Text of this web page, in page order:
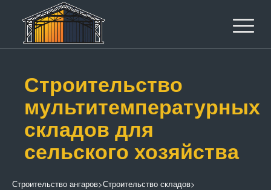
Строительство
мультитемпературных
складов для
сельского хозяйства
Строительство ангаров>Строительство складов>